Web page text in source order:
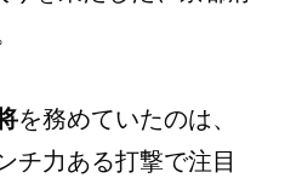
を務めていたのは、
チ力ある打撃で注目